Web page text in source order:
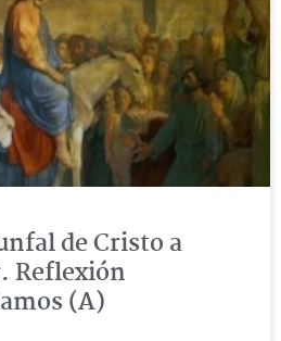
de Cristo a
Reflexión
(A)